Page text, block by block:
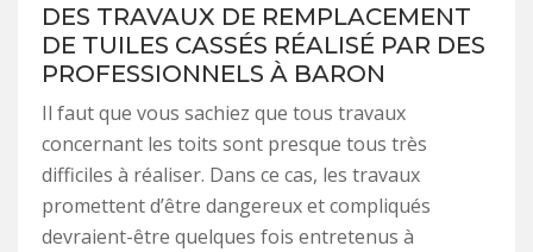
DES TRAVAUX DE REMPLACEMENT
DE TUILES CASSÉS RÉALISÉ PAR DES
PROFESSIONNELS À BARON
Il faut que vous sachiez que tous travaux
concernant les toits sont presque tous très
difficiles à réaliser. Dans ce cas, les travaux
promettent d’être dangereux et compliqués
devraient-être quelques fois entretenus à